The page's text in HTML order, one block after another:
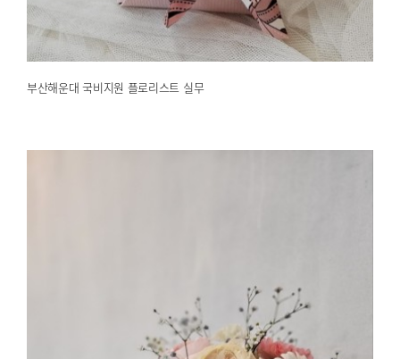
부산해운대 국비지원 플로리스트 실무